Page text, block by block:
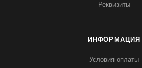
Реквизиты
ИНФОРМАЦИЯ
Условия оплаты